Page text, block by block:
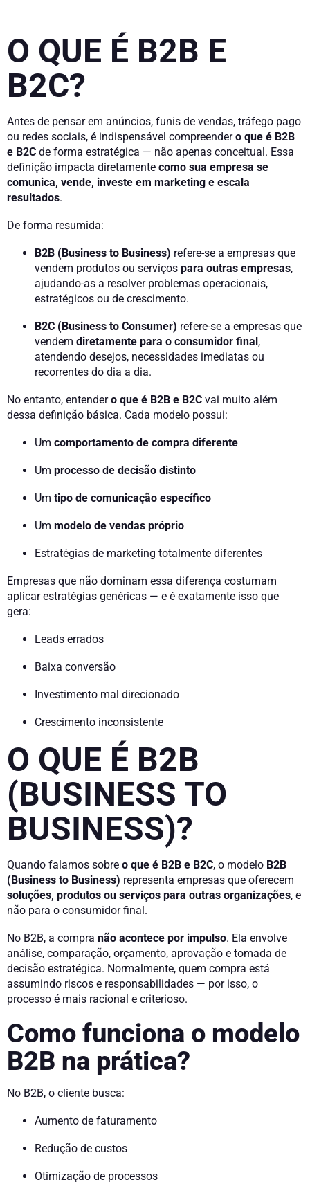
O QUE É B2B E
B2C?
Antes de pensar em anúncios, funis de vendas, tráfego pago
ou redes sociais, é indispensável compreendero que é B2B
e B2C de forma estratégica — não apenas conceitual. Essa
definição impacta diretamente como sua empresa se
comunica, vende, investe em marketing e escala
resultados.
De forma resumida:
B2B (Business to Business) refere-se a empresas que
vendem produtos ou serviços para outras empresas,
ajudando-as a resolver problemas operacionais,
estratégicos ou de crescimento.
B2C (Business to Consumer) refere-se a empresas que
vendem diretamente para o consumidor final,
atendendo desejos, necessidades imediatas ou
recorrentes do dia a dia.
No entanto, entendero que é B2B e B2C vai muito além
dessa definição básica. Cada modelo possui:
Um comportamento de compra diferente
Um processo de decisão distinto
Um tipo de comunicação específico
Um modelo de vendas próprio
Estratégias de marketing totalmente diferentes
Empresas que não dominam essa diferença costumam
aplicar estratégias genéricas — e é exatamente isso que
gera:
Leads errados
Baixa conversão
Investimento mal direcionado
Crescimento inconsistente
O QUE É B2B
(BUSINESS TO
BUSINESS)?
Quando falamos sobre o que é B2B e B2C, o modelo B2B
(Business to Business) representa empresas que oferecem
soluções, produtos ou serviços para outras organizações, e
não para o consumidor final.
No B2B, a compra não acontece por impulso. Ela envolve
análise, comparação, orçamento, aprovação e tomada de
decisão estratégica. Normalmente, quem compra está
assumindo riscos e responsabilidades — por isso, o
processo é mais racional e criterioso.
Como funciona o modelo
B2B na prática?
No B2B, o cliente busca:
Aumento de faturamento
Redução de custos
Otimização de processos